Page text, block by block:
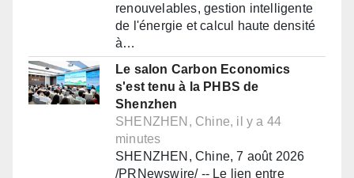
renouvelables, gestion intelligente
de l'énergie et calcul haute densité
à…
Le salon Carbon Economics
s'est tenu à la PHBS de
Shenzhen
SHENZHEN, Chine, il y a 44
minutes
SHENZHEN, Chine, 7 août 2026
/PRNewswire/ -- Le lien entre